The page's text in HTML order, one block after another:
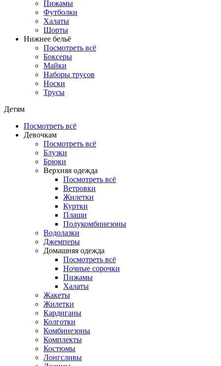
Пижамы
Футболки
Халаты
Шорты
Нижнее бельё
Посмотреть всё
Боксеры
Майки
Наборы трусов
Носки
Трусы
Детям
Посмотреть всё
Девочкам
Посмотреть всё
Блузки
Брюки
Верхняя одежда
Посмотреть всё
Ветровки
Жилетки
Куртки
Плащи
Полукомбинезоны
Водолазки
Джемперы
Домашняя одежда
Посмотреть всё
Ночные сорочки
Пижамы
Халаты
Жакеты
Жилетки
Кардиганы
Колготки
Комбинезоны
Комплекты
Костюмы
Лонгсливы